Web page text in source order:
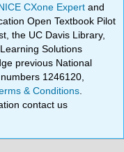
CXone Expertand
Open Textbook Pilot
the UC Davis Library,
Solutions
previous National
1246120,
& Conditions
contact us